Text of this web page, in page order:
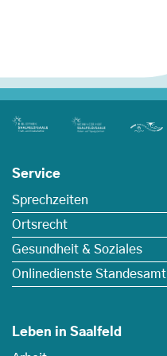
Service
Sprechzeiten
Ortsrecht
Gesundheit & Soziales
Onlinedienste Standesamt
Leben in Saalfeld